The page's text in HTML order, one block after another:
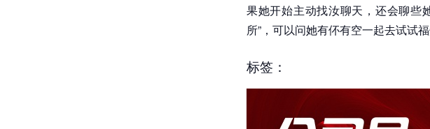
果她开始主动找汝聊天，还会聊些
所”，可以问她有伓有空一起去试试福
标签：